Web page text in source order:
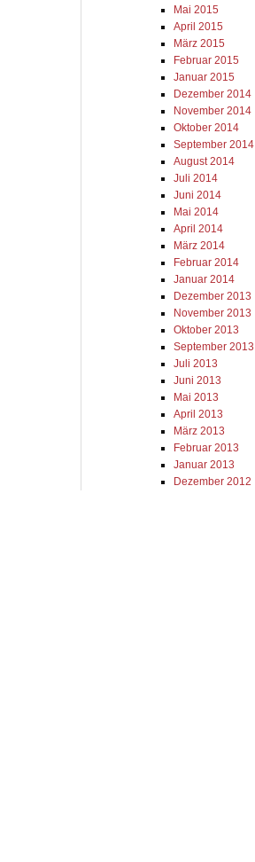
Mai 2015
April 2015
März 2015
Februar 2015
Januar 2015
Dezember 2014
November 2014
Oktober 2014
September 2014
August 2014
Juli 2014
Juni 2014
Mai 2014
April 2014
März 2014
Februar 2014
Januar 2014
Dezember 2013
November 2013
Oktober 2013
September 2013
Juli 2013
Juni 2013
Mai 2013
April 2013
März 2013
Februar 2013
Januar 2013
Dezember 2012